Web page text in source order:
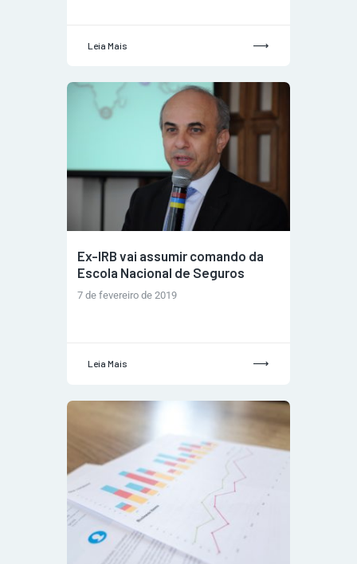
Leia Mais
Ex-IRB vai assumir comando da
Escola Nacional de Seguros
7 de fevereiro de 2019
Leia Mais